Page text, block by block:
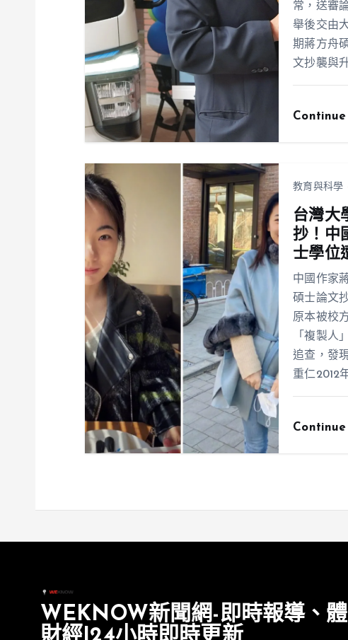
常，送審
舉後交由
期蔣方舟
文抄襲與
教育與科學
台灣大
抄！中
士學位
中國作家
碩士論文
原本被校
「複製人
追查，發
重仁2012
WEKNOW新聞網-即時報導、體